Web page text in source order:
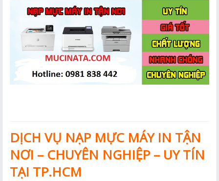
DỊCH VỤ NẠP MỰC MÁY IN TẬN
NƠI – CHUYÊN NGHIỆP – UY TÍN
TẠI TP.HCM